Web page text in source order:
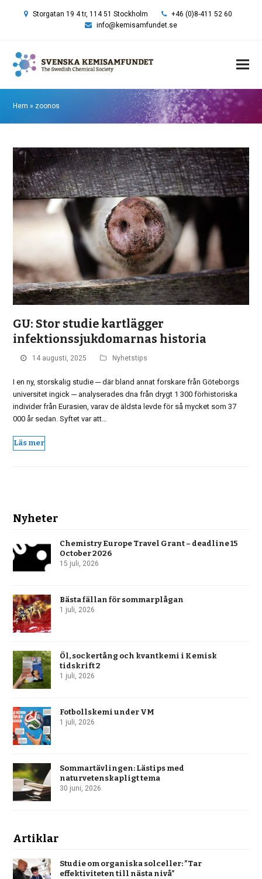
Storgatan 19 4 tr, 114 51 Stockholm
+46 (0)8-411 52 60
info@kemisamfundet.se
Hem » zoonos
GU: Stor studie kartlägger
infektionssjukdomarnas historia
14 augusti, 2025 Nyhetstips
I en ny, storskalig studie ─ där bland annat forskare från Göteborgs
universitet ingick ─ analyserades dna från drygt 1 300 förhistoriska
individer från Eurasien, varav de äldsta levde för så mycket som 37
000 år sedan. Syftet var att…
Läs mer
Nyheter
Chemistry Europe Travel Grant – deadline 15
October 2026
15 juli, 2026
Bästa fällan för sommarplågan
1 juli, 2026
Öl, sockertång och kvantkemi i Kemisk
tidskrift 2
1 juli, 2026
Fotbollskemi under VM
1 juli, 2026
Sommartävlingen: Lästips med
naturvetenskapligt tema
30 juni, 2026
Artiklar
Studie om organiska solceller: ”Tar
effektiviteten till nästa nivå”